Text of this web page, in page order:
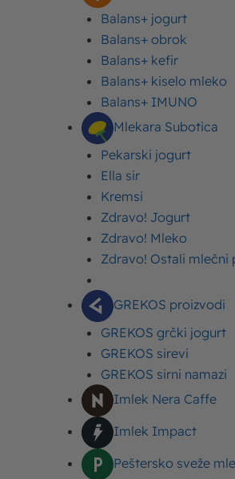
Balans+ jogurt
Balans+ obrok
Balans+ kefir
Balans+ kiselo mleko
Balans+ IMUNO
Mlekara Subotica
Pekarski jogurt
Ella sir
Kremsi
Zdravo! Jogurt
Zdravo! Mleko
Zdravo! Ostali mlečni
GREKOS proizvodi
GREKOS grčki jogurt
GREKOS sirevi
GREKOS sirni namazi
Imlek Nera Caffe
Imlek Impact
Peštersko sveže
55 min.
Vreme spremanja
Sastojci
Priprema
Sastojci
300g povrća (luk,
šargarepa)
300g mlevenog mešanog
200ml paradajz sosa